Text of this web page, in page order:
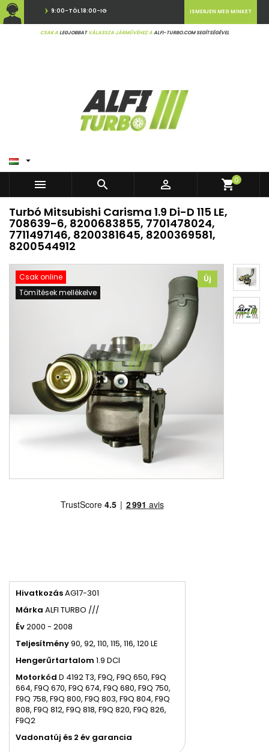
9:00-TÓL 18:00-IG
CSAK ALEGJOBBATVÁLASSZA JÁRMŰVÉHEZ AALFI-TURBO.COM SEGÍTSÉGÉVEL
ISMERJEN MEG MINKET

   shopping_cart0
Turbó Mitsubishi Carisma 1.9 Di-D 115 LE,
708639-6, 8200683855, 7701478024,
7711497146, 8200381645, 8200369581,
8200544912
Csak online
Tömítések mellékelve
Új
HivatkozásAG17-301
Márka ALFI TURBO ///
Év2000 - 2008
Teljesítmény90, 92, 110, 115, 116, 120 LE
Hengerűrtartalom 1.9 DCI
Motorkód D 4192 T3, F9Q, F9Q 650, F9Q
664, F9Q 670, F9Q 674, F9Q 680, F9Q 750,
F9Q 758, F9Q 800, F9Q 803, F9Q 804, F9Q
808, F9Q 812, F9Q 818, F9Q 820, F9Q 826,
F9Q2
Vadonatúj és 2 év garancia